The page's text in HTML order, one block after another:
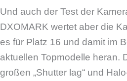
Und auch der Test der
DXOMARK wertet aber die
es für Platz 16 und damit im
aktuellen Topmodelle heran.
großen „Shutter lag“ und